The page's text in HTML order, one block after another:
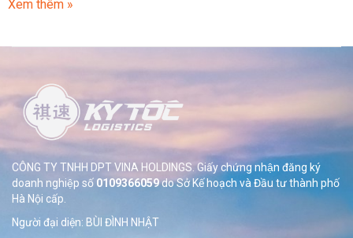
Xem thêm »
CÔNG TY TNHH DPT VINA HOLDINGS. Giấy chứng nhận đăng ký
doanh nghiệp số 0109366059do SởKế hoạch và Đầu tư thành phố
Hà Nội cấp.
Người đại diện: BÙI ĐÌNH NHẬT